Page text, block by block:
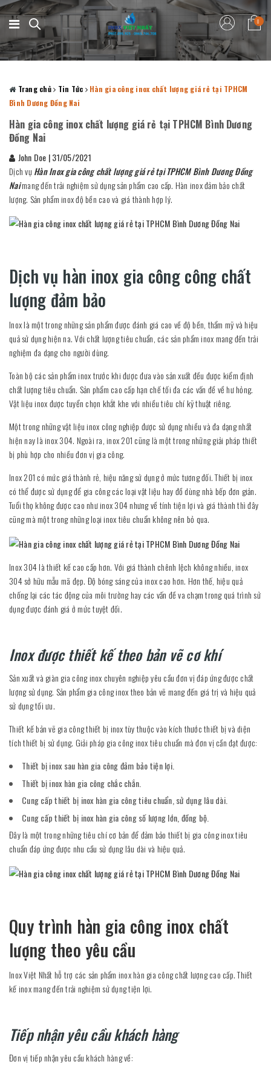
0
Trang chủ Tin Tức
Hàn gia công inox chất lượng giá rẻ tại TPHCM
Bình Dương Đồng Nai
Hàn gia công inox chất lượng giá rẻ tại TPHCM Bình Dương
Đồng Nai
John Doe |31/05/2021
Dịch vụ Hàn Inox gia công chất lượng giá rẻ tại TPHCM Bình Dương Đồng
Naimang đến trải nghiệm sử dụng sản phẩm cao cấp. Hàn inox đảm bảo chất
lượng. Sản phẩm inox độ bền cao và giá thành hợp lý.
Dịch vụ hàn inox gia công công chất
lượng đảm bảo
Inox là một trong những sản phẩm được đánh giá cao về độ bền, thẩm mỹ và hiệu
quả sử dụng hiện na. Với chất lượng tiêu chuẩn, các sản phẩm inox mang đến trải
nghiệm đa dạng cho người dùng.
Toàn bộ các sản phẩm inox trước khi được đưa vào sản xuất đều được kiểm định
chất lượng tiêu chuẩn. Sản phẩm cao cấp hạn chế tối đa các vấn đề về hư hỏng.
Vật liệu inox được tuyển chọn khắt khe với nhiều tiêu chí kỹ thuật riêng.
Một trong những vật liệu inox công nghiệp được sử dụng nhiều và đa dạng nhất
hiện nay là inox 304. Ngoài ra, inox 201 cũng là một trong những giải pháp thiết
bị phù hợp cho nhiều đơn vị gia công.
Inox 201 có mức giá thành rẻ, hiệu năng sử dụng ở mức tương đối. Thiết bị inox
có thể được sử dụng để gia công các loại vật liệu hay đồ dùng nhà bếp đơn giản.
Tuổi thọ không được cao như inox 304 nhưng về tính tiện lợi và giá thành thì đây
cũng mà một trong những loại inox tiêu chuẩn không nên bỏ qua.
Inox 304 là thiết kế cao cấp hơn. Với giá thành chênh lệch không nhiều, inox
304 sở hữu mẫu mã đẹp. Độ bóng sáng của inox cao hơn. Hơn thế, hiệu quả
chống lại các tác động của môi trường hay các vấn đề va chạm trong quá trình sử
dụng được đánh giá ở mức tuyệt đối.
Inox được thiết kế theo bản vẽ cơ khí
Sản xuất và giàn gia công inox chuyên nghiệp yêu cầu đơn vị đáp ứng được chất
lượng sử dụng. Sản phẩm gia công inox theo bản vẽ mang đến giá trị và hiệu quả
sử dụng tối ưu.
Thiết kế bản vẽ gia công thiết bị inox tùy thuộc vào kích thước thiết bị và diện
tích thiết bị sử dụng. Giải pháp gia công inox tiêu chuẩn mà đơn vị cần đạt được:
Thiết bị inox sau hàn gia công đảm bảo tiện lợi.
Thiết bị inox hàn gia công chắc chắn.
Cung cấp thiết bị inox hàn gia công tiêu chuẩn, sử dụng lâu dài.
Cung cấp thiết bị inox hàn gia công số lượng lớn, đồng bộ.
Đây là một trong những tiêu chí cơ bản để đảm bảo thiết bị gia công inox tiêu
chuẩn đáp ứng được nhu cầu sử dụng lâu dài và hiệu quả.
Quy trình hàn gia công inox chất
lượng theo yêu cầu
Inox Việt Nhất hỗ trợ các sản phẩm inox hàn gia công chất lượng cao cấp. Thiết
kế inox mang đến trải nghiệm sử dụng tiện lợi.
Tiếp nhận yêu cầu khách hàng
Đơn vị tiếp nhận yêu cầu khách hàng về: